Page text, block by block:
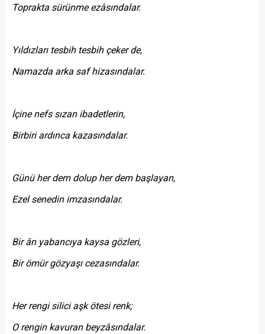
Toprakta sürünme ezâsındalar.
Yıldızları tesbih tesbih çeker de,
Namazda arka saf hizasındalar.
İçine nefs sızan ibadetlerin,
Birbiri ardınca kazasındalar.
Günü her dem dolup her dem başlayan,
Ezel senedin imzasındalar.
Bir ân yabancıya kaysa gözleri,
Bir ömür gözyaşı cezasındalar.
Her rengi silici aşk ötesi renk;
O rengin kavuran beyzâsındalar.